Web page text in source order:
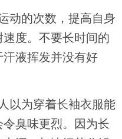
动的次数，提高自身
度。不要长时间的
液挥发并没有好
以为穿着长袖衣服能
臭味更烈。因为长